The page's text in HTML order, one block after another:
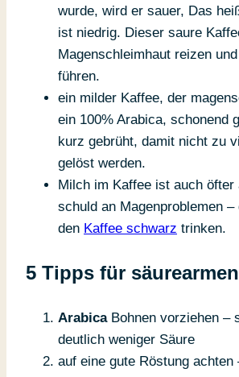
wurde, wird er sauer, Das
ist niedrig. Dieser saure
Magenschleimhaut reizen
führen.
ein milder Kaffee, der
ein 100% Arabica, schonend
kurz gebrüht, damit nicht zu
gelöst werden.
Milch im Kaffee ist auch öfter
schuld an Magenproblemen –
den Kaffee schwarz trinken.
5 Tipps für
ArabicaBohnen vorziehen –
deutlich weniger Säure
auf eine gute Röstung achten